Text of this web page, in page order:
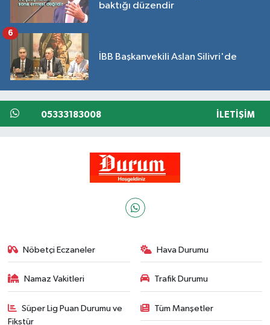
baktığı düzendir
İBB Başkanvekili Aslan Silivri'de
6
05333183008 İLETIŞIM
Nöbetçi Eczaneler Hava Durumu
Namaz Vakitleri Trafik Durumu
Süper Lig Puan Durumu ve
Fikstür
Tüm Manşetler